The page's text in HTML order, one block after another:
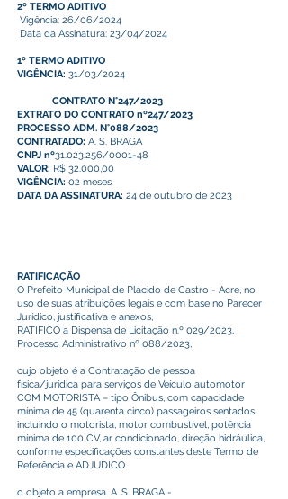
2º TERMO ADITIVO
Vigência: 26/06/2024
Data da Assinatura: 23/04/2024
1º TERMO ADITIVO
VIGÊNCIA: 31/03/2024
CONTRATO N°247/2023
EXTRATO DO CONTRATO nº247/2023
PROCESSO ADM. N°088/2023
CONTRATADO: A. S. BRAGA
CNPJ nº31.023.256/0001-48
VALOR: R$ 32.000,00
VIGÊNCIA: 02 meses
DATA DA ASSINATURA: 24 de outubro de 2023
RATIFICAÇÃO
O Prefeito Municipal de Plácido de Castro - Acre, no
uso de suas atribuições legais e com base no Parecer
Jurídico, justificativa e anexos,
RATIFICO a Dispensa de Licitação n.º 029/2023,
Processo Administrativo nº 088/2023,
cujo objeto é a Contratação de pessoa
física/jurídica para serviços de Veículo automotor
COM MOTORISTA – tipo Ônibus, com capacidade
mínima de 45 (quarenta cinco) passageiros sentados
incluindo o motorista, motor combustível, potência
mínima de 100 CV, ar condicionado, direção hidráulica,
conforme especificações constantes deste Termo de
Referência e ADJUDICO
o objeto a empresa. A. S. BRAGA -